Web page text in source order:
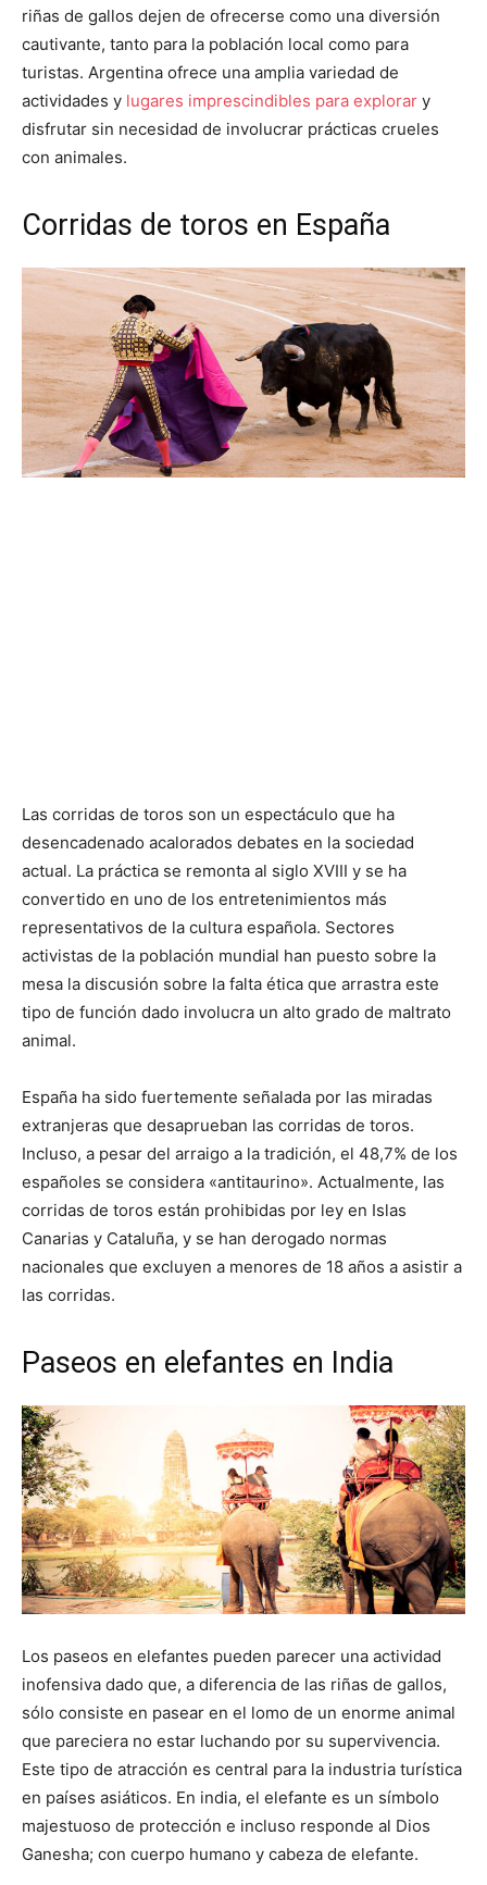
riñas de gallos dejen de ofrecerse como una diversión
cautivante, tanto para la población local como para
turistas. Argentina ofrece una amplia variedad de
actividades y lugares imprescindibles para explorar y
disfrutar sin necesidad de involucrar prácticas crueles
con animales.
Corridas de toros en España
Las corridas de toros son un espectáculo que ha
desencadenado acalorados debates en la sociedad
actual. La práctica se remonta al siglo XVIII y se ha
convertido en uno de los entretenimientos más
representativos de la cultura española. Sectores
activistas de la población mundial han puesto sobre la
mesa la discusión sobre la falta ética que arrastra este
tipo de función dado involucra un alto grado de maltrato
animal.
España ha sido fuertemente señalada por las miradas
extranjeras que desaprueban las corridas de toros.
Incluso, a pesar del arraigo a la tradición, el 48,7% de los
españoles se considera «antitaurino». Actualmente, las
corridas de toros están prohibidas por ley en Islas
Canarias y Cataluña, y se han derogado normas
nacionales que excluyen a menores de 18 años a asistir a
las corridas.
Paseos en elefantes en India
Los paseos en elefantes pueden parecer una actividad
inofensiva dado que, a diferencia de las riñas de gallos,
sólo consiste en pasear en el lomo de un enorme animal
que pareciera no estar luchando por su supervivencia.
Este tipo de atracción es central para la industria turística
en países asiáticos. En india, el elefante es un símbolo
majestuoso de protección e incluso responde al Dios
Ganesha; con cuerpo humano y cabeza de elefante.